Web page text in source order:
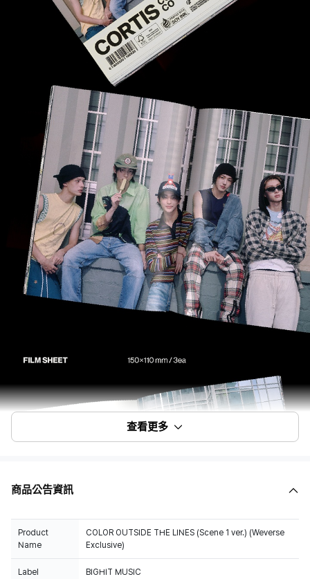
查看更多
商品公告資訊
Product
Name
COLOR OUTSIDE THE LINES (Scene 1 ver.) (Weverse
Exclusive)
Label BIGHIT MUSIC